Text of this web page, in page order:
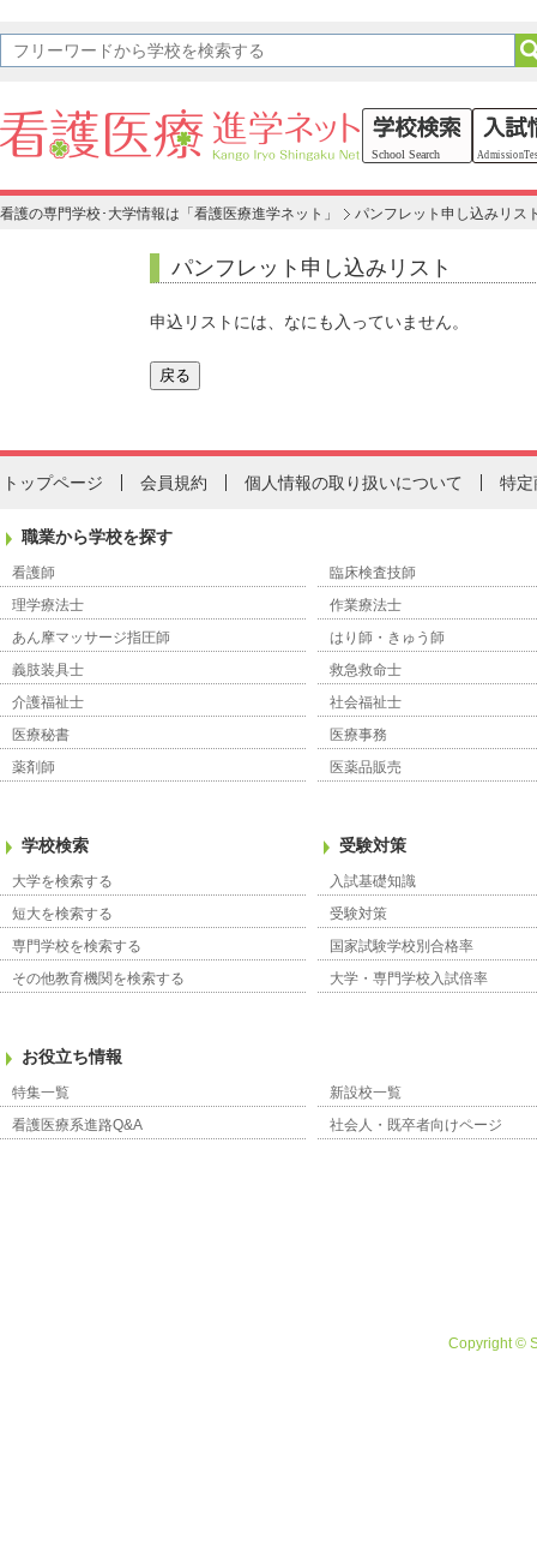
看護の専門学校･大学情報は「看護医療進学ネット」 パンフレット申し込みリス
パンフレット申し込みリスト
申込リストには、なにも入っていません。
トップページ 会員規約 個人情報の取り扱いについて 特定
職業から学校を探す
看護師
臨床検査技師
理学療法士
作業療法士
あん摩マッサージ指圧師
はり師・きゅう師
義肢装具士
救急救命士
介護福祉士
社会福祉士
医療秘書
医療事務
薬剤師
医薬品販売
学校検索
大学を検索する
短大を検索する
専門学校を検索する
その他教育機関を検索する
受験対策
入試基礎知識
受験対策
国家試験学校別合格率
大学・専門学校入試倍率
お役立ち情報
特集一覧
新設校一覧
看護医療系進路Q&A
社会人・既卒者向けページ
Copyright ©